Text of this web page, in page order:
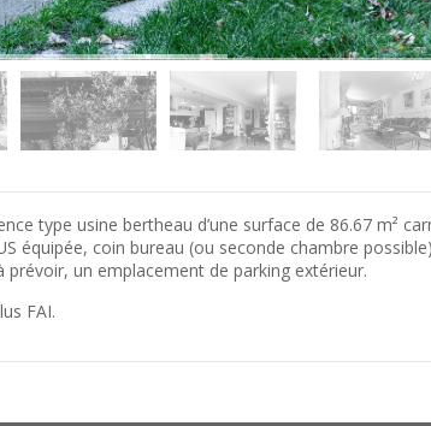
type usine bertheau d’une surface de 86.67 m²
équipée, coin bureau (ou seconde chambre
prévoir, un emplacement de parking extérieur.
FAI.